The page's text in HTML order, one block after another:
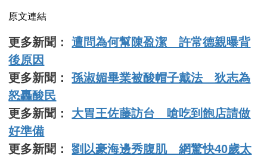
原文連結
更多新聞：遭問為何幫陳盈潔 許常德親曝背
後原因
更多新聞：孫淑媚畢業被酸帽子戴法 狄志為
怒轟酸民
更多新聞： 大胃王佐藤訪台 嗆吃到飽店請做
好準備
更多新聞：劉以豪海邊秀腹肌 網驚快40歲太